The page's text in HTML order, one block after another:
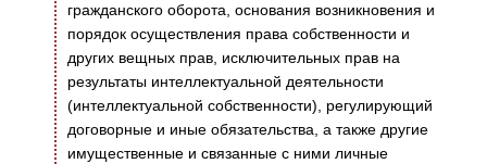
гражданского оборота, основания возникновения и
порядок осуществления права собственности и
других вещных прав, исключительных прав на
результаты интеллектуальной деятельности
(интеллектуальной собственности), регулирующий
договорные и иные обязательства, а также другие
имущественные и связанные с ними личные